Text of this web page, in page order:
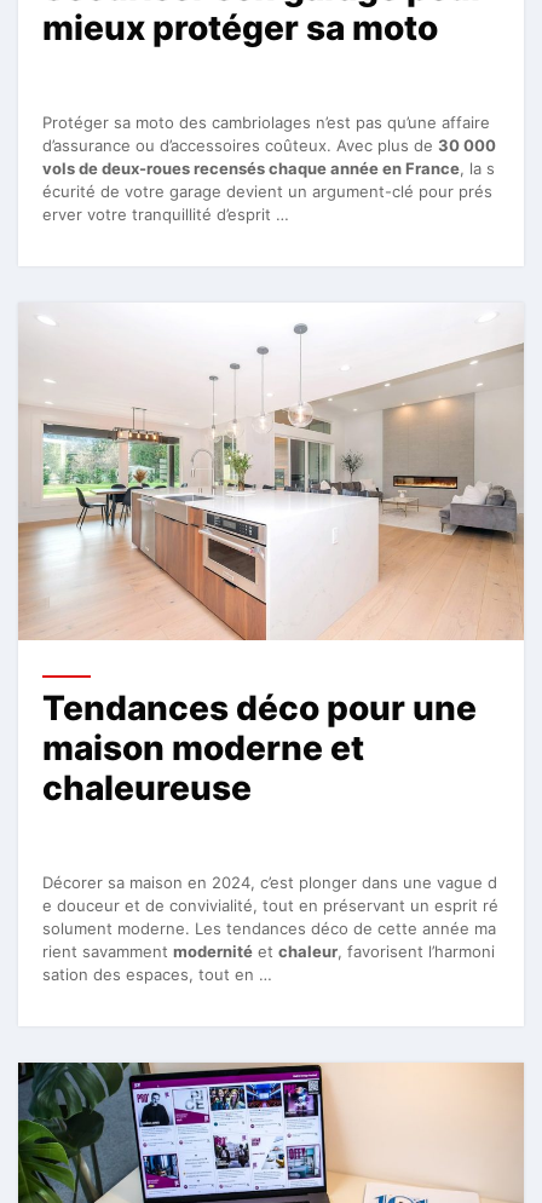
mieux protéger sa moto
Protéger sa moto des cambriolages n’est pas qu’une affaire
d’assurance ou d’accessoires coûteux. Avec plus de 30 000
vols de deux-roues recensés chaque année en France, la s
écurité de votre garage devient un argument-clé pour prés
erver votre tranquillité d’esprit …
Tendances déco pour une
maison moderne et
chaleureuse
Décorer sa maison en 2024, c’est plonger dans une vague d
e douceur et de convivialité, tout en préservant un esprit ré
solument moderne. Les tendances déco de cette année ma
rient savamment modernité et chaleur, favorisent l’harmoni
sation des espaces, tout en …